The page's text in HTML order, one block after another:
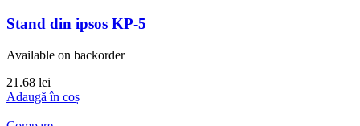
Stand din ipsos KP-5
Available on backorder
21.68 lei
Adaugă în coș